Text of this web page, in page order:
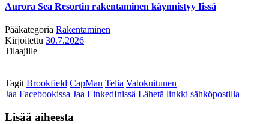
Aurora Sea Resortin rakentaminen käynnistyy Iissä
Pääkategoria Rakentaminen
Kirjoitettu 30.7.2026
Tilaajille
Tagit Brookfield CapMan Telia Valokuitunen
Jaa Facebookissa Jaa LinkedInissä Lähetä linkki sähköpostilla
Lisää aiheesta